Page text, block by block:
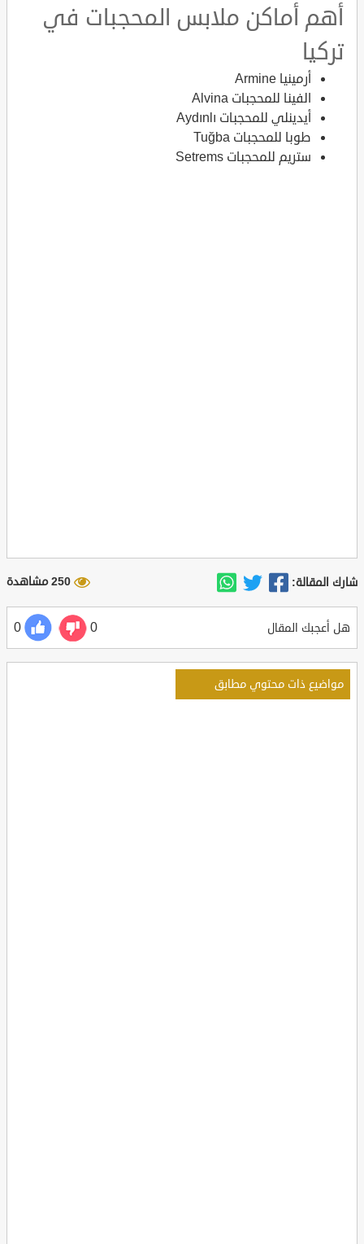
أهم أماكن ملابس المحجبات في
تركيا
أرمينيا Armine
الفينا للمحجبات Alvina
أيدينلي للمحجبات Aydınlı
طوبا للمحجبات Tuğba
ستريم للمحجبات Setrems
شارك المقالة: 250 مشاهدة
هل أعجبك المقال 0
0
مواضيع ذات محتوي مطابق